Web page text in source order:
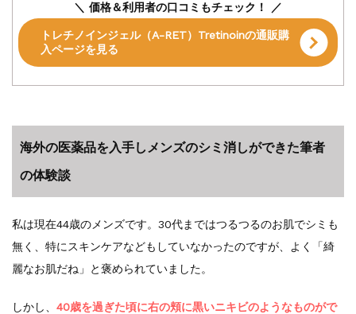
＼ 価格＆利用者の口コミもチェック！ ／
トレチノインジェル（A-RET）Tretinoinの通販購
入ページを見る
海外の医薬品を入手しメンズのシミ消しができた筆者
の体験談
私は現在44歳のメンズです。30代まではつるつるのお肌でシミも
無く、特にスキンケアなどもしていなかったのですが、よく「綺
麗なお肌だね」と褒められていました。
しかし、 40歳を過ぎた頃に右の頬に黒いニキビのようなものがで